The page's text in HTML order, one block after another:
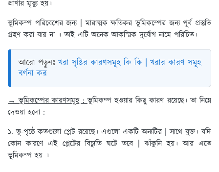
প্রাণীর মৃত্যু হয়।
ভূমিকম্প পরিবেশের জন্য | মারাত্মক ক্ষতিকর ভূমিকম্পের জন্য পূর্ব প্রস্তুতি
গ্রহণ করা যায় না । তাই এটি অনেক আকস্মিক দুর্যোগ নামে পরিচিত।
আরো পড়ুনঃ খরা সৃষ্টির কারণসমূহ কি কি | খরার কারণ সমূহ
বর্ণনা কর
→ ভূমিকম্পের কারণসমূহ :ভূমিকম্প হওয়ার কিছু কারণ রয়েছে। তা নিম্নে
দেওয়া হলো :
১. ভূ-পৃষ্ঠে কতগুলো প্লেট রয়েছে। এগুলো একটি অন্যটির | সাথে যুক্ত। যদি
কোন কারণে এই প্লেটের বিচ্যুতি ঘটে তবে | ঝাঁকুনি হয়। আর এতে
ভূমিকম্প হয় ।